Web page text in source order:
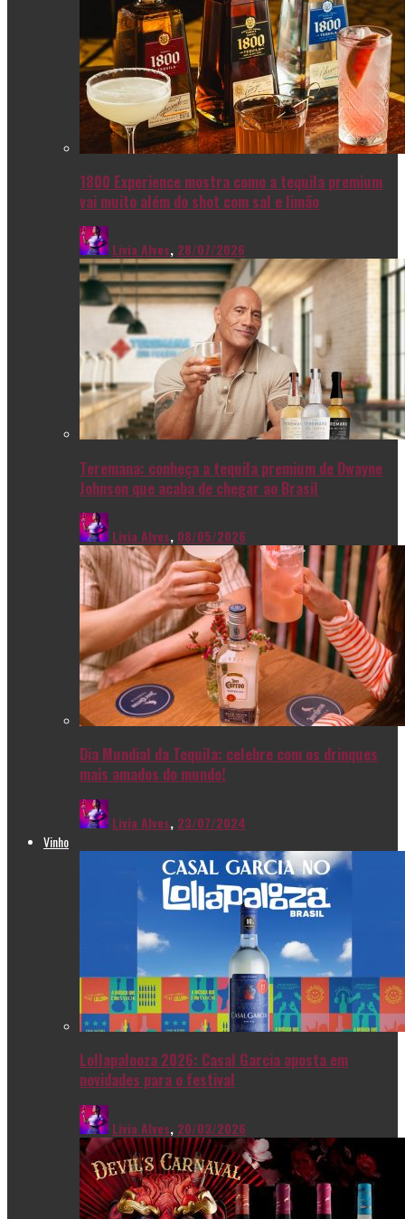
1800 Experience mostra como a tequila premium
vai muito além do shot com sal e limão
Livia Alves, 28/07/2026
Teremana: conheça a tequila premium de Dwayne
Johnson que acaba de chegar ao Brasil
Livia Alves, 08/05/2026
Dia Mundial da Tequila: celebre com os drinques
mais amados do mundo!
Livia Alves, 23/07/2024
Vinho
Lollapalooza 2026: Casal Garcia aposta em
novidades para o festival
Livia Alves, 20/03/2026